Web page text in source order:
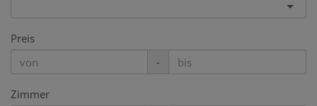
Preis
-
Zimmer